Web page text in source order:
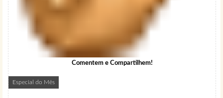
Especial do Mês
Comentem e Compartilhem!